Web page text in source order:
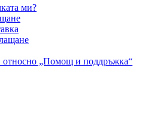
ми?
относно „Помощ и поддръжка“